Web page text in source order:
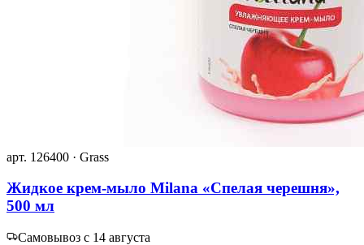
арт. 126400 · Grass
Жидкое крем-мыло Milana «Спелая черешня»,
500 мл
Самовывоз с 14 августа